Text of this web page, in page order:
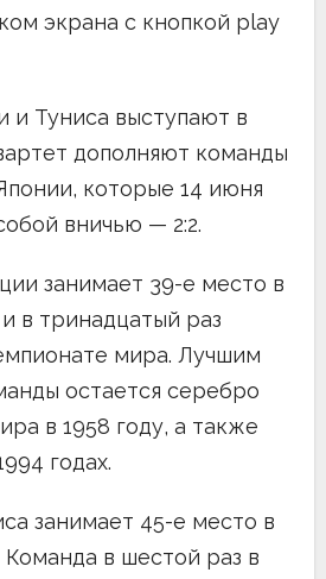
экрана с кнопкой play
Туниса выступают в
дополняют команды
которые 14 июня
вничью — 2:2.
занимает 39-е место в
в тринадцатый раз
мира. Лучшим
остается серебро
в 1958 году, а также
годах.
занимает 45-е место в
в шестой раз в